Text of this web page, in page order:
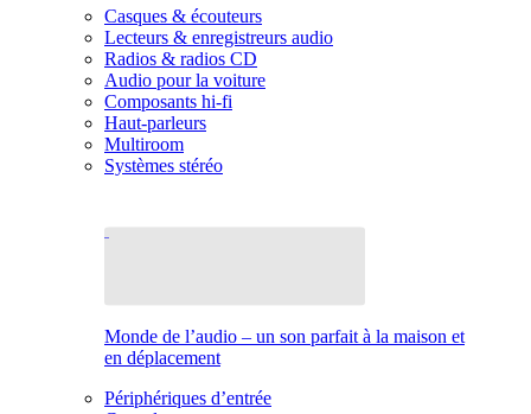
Casques & écouteurs
Lecteurs & enregistreurs audio
Radios & radios CD
Audio pour la voiture
Composants hi-fi
Haut-parleurs
Multiroom
Systèmes stéréo
Monde de l’audio – un son parfait à la maison et
en déplacement
Périphériques d’entrée